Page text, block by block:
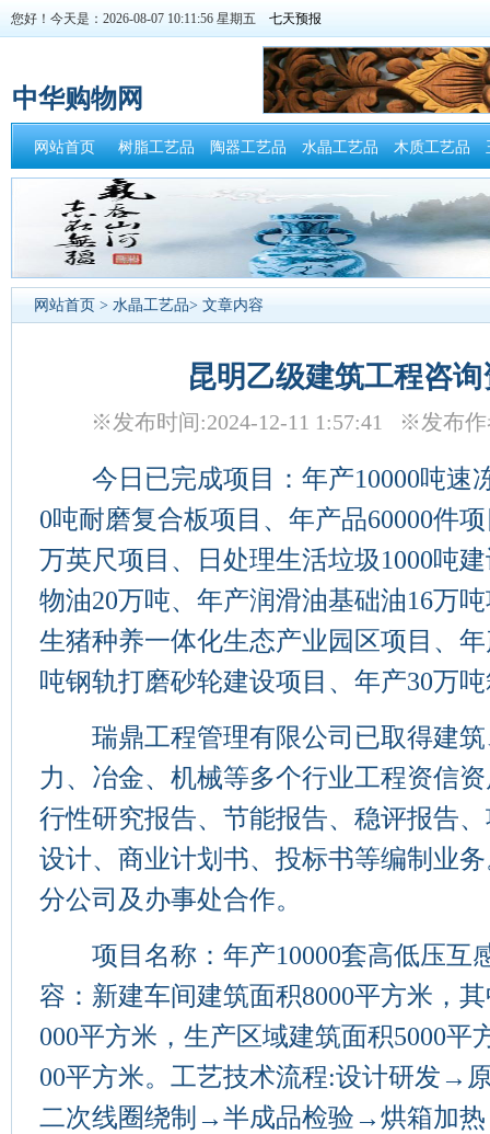
您好！今天是：2026-08-07 10:11:57 星期五
中华购物网
网站首页 树脂工艺品 陶器工艺品 水晶工艺品 木质工艺品
网站首页 > 水晶工艺品> 文章内容
昆明乙级建筑工程咨
※发布时间:2024-12-11 1:57:41 ※发布
今日已完成项目：年产10000吨速
0吨耐磨复合板项目、年产品60000件
万英尺项目、日处理生活垃圾1000吨
物油20万吨、年产润滑油基础油16万
生猪种养一体化生态产业园区项目、
吨钢轨打磨砂轮建设项目、年产30万
瑞鼎工程管理有限公司已取得建筑
力、冶金、机械等多个行业工程资信
行性研究报告、节能报告、稳评报告
设计、商业计划书、投标书等编制业
分公司及办事处合作。
项目名称：年产10000套高低压互
容：新建车间建筑面积8000平方米，
000平方米，生产区域建筑面积5000平
00平方米。工艺技术流程:设计研发→
二次线圈绕制→半成品检验→烘箱加